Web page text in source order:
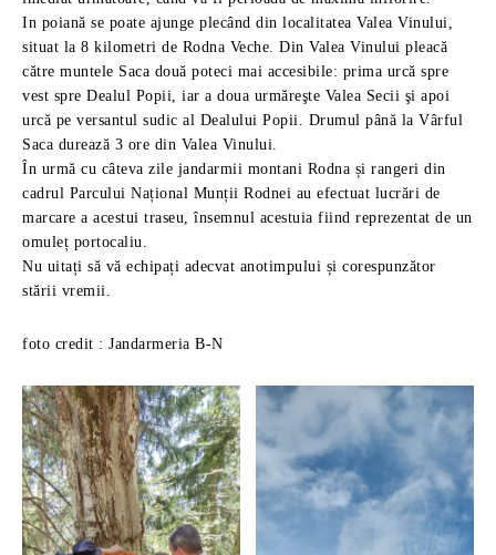
In poiană se poate ajunge plecând din localitatea Valea Vinului,
situat la 8 kilometri de Rodna Veche. Din Valea Vinului pleacă
către muntele Saca două poteci mai accesibile: prima urcă spre
vest spre Dealul Popii, iar a doua urmăreşte Valea Secii şi apoi
urcă pe versantul sudic al Dealului Popii. Drumul până la Vârful
Saca durează 3 ore din Valea Vinului.
În urmă cu câteva zile jandarmii montani Rodna și rangeri din
cadrul Parcului Național Munții Rodnei au efectuat lucrări de
marcare a acestui traseu, însemnul acestuia fiind reprezentat de un
omuleț portocaliu.
Nu uitați să vă echipați adecvat anotimpului și corespunzător
stării vremii.
foto credit : Jandarmeria B-N